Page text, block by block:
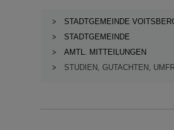
STADTGEMEINDE
STADTGEMEINDE
AMTL. MITTEILUNGEN
STUDIEN, GUTACHTEN,